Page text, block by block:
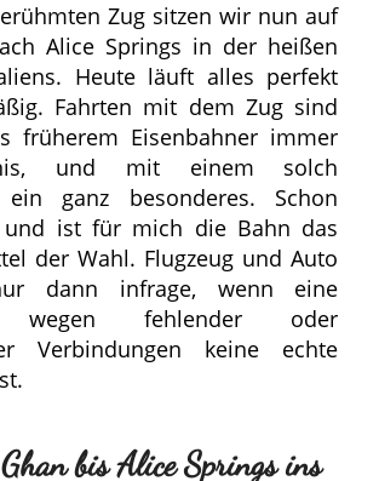
Zug sitzen wir nun auf
Alice Springs in der heißen
Heute läuft alles perfekt
Fahrten mit dem Zug sind
früherem Eisenbahner immer
und mit einem solch
ein ganz besonderes. Schon
ist für mich die Bahn das
der Wahl. Flugzeug und Auto
dann infrage, wenn eine
wegen fehlender oder
Verbindungen keine echte
bis Alice Springs ins